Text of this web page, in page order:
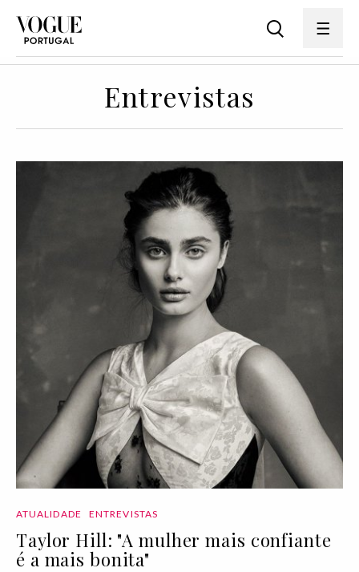
Entrevistas
ATUALIDADE ENTREVISTAS
Taylor Hill: "A mulher mais confiante
é a mais bonita"